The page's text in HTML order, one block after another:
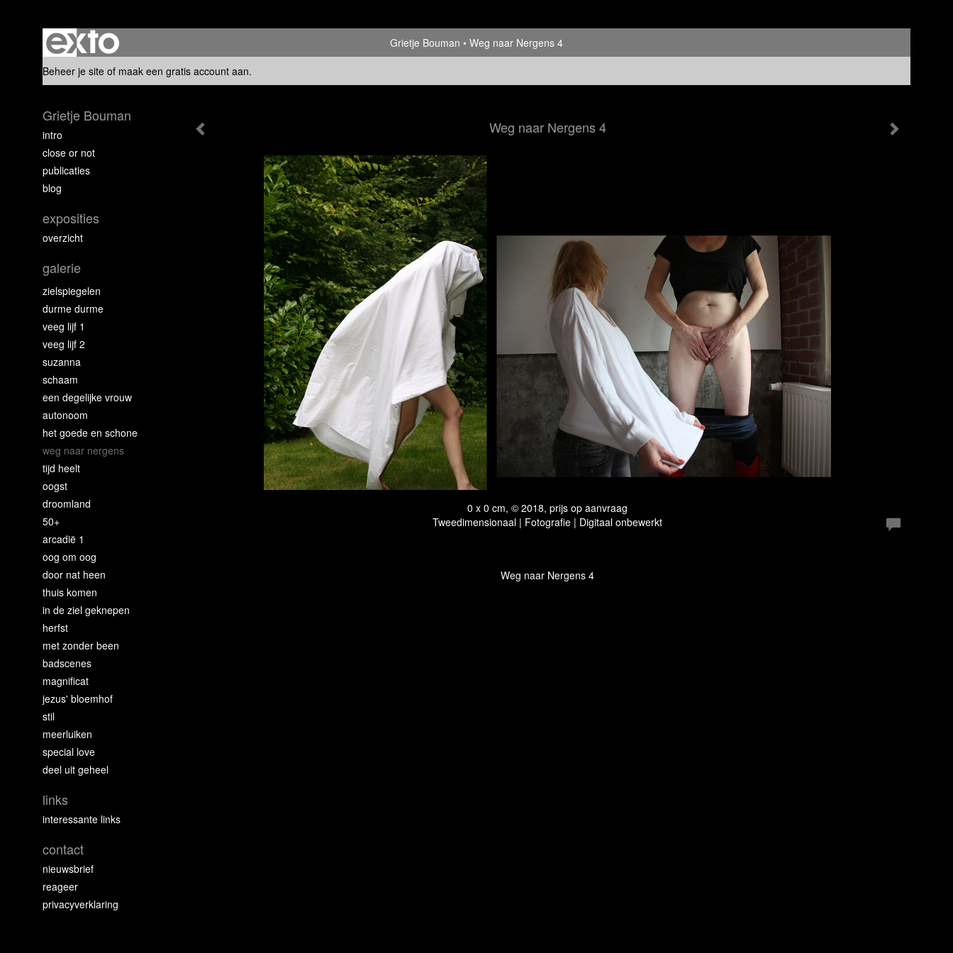
Grietje Bouman
Weg naar Nergens 4
Beheer je site of maak een gratis account aan.
Weg naar Nergens 4
0 x 0 cm, © 2018, prijs op aanvraag
Tweedimensionaal | Fotografie | Digitaal onbewerkt
Weg naar Nergens 4
Grietje Bouman
intro
close or not
publicaties
blog
exposities
overzicht
galerie
zielspiegelen
durme durme
veeg lijf 1
veeg lijf 2
suzanna
schaam
een degelijke vrouw
autonoom
het goede en schone
weg naar nergens
tijd heelt
oogst
droomland
50+
arcadië 1
oog om oog
door nat heen
thuis komen
in de ziel geknepen
herfst
met zonder been
badscenes
magnificat
jezus' bloemhof
stil
meerluiken
special love
deel uit geheel
links
interessante links
contact
nieuwsbrief
reageer
privacyverklaring